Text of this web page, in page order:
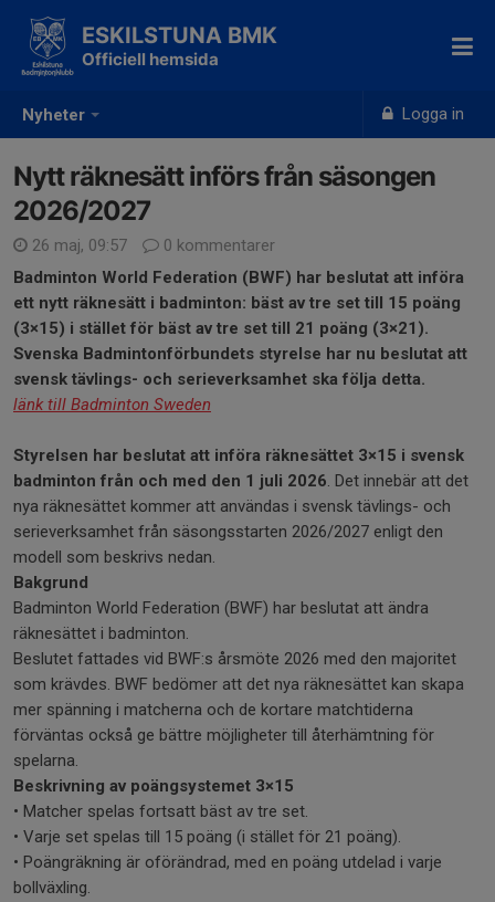
Nyheter Logga in
ESKILSTUNA BMK
Officiell hemsida
Nytt räknesätt införs från säsongen
2026/2027
26 maj, 09:57
0 kommentarer
Badminton World Federation (BWF) har beslutat att införa
ett nytt räknesätt i badminton: bäst av tre set till 15 poäng
(3×15) i stället för bäst av tre set till 21 poäng (3×21).
Svenska Badmintonförbundets styrelse har nu beslutat att
svensk tävlings- och serieverksamhet ska följa detta.
länk till Badminton Sweden
Styrelsen har beslutat att införa räknesättet 3×15 i svensk
badminton från och med den 1 juli 2026. Det innebär att det
nya räknesättet kommer att användas i svensk tävlings- och
serieverksamhet från säsongsstarten 2026/2027 enligt den
modell som beskrivs nedan.
Bakgrund
Badminton World Federation (BWF) har beslutat att ändra
räknesättet i badminton.
Beslutet fattades vid BWF:s årsmöte 2026 med den majoritet
som krävdes. BWF bedömer att det nya räknesättet kan skapa
mer spänning i matcherna och de kortare matchtiderna
förväntas också ge bättre möjligheter till återhämtning för
spelarna.
Beskrivning av poängsystemet 3×15
• Matcher spelas fortsatt bäst av tre set.
• Varje set spelas till 15 poäng (i stället för 21 poäng).
• Poängräkning är oförändrad, med en poäng utdelad i varje
bollväxling.